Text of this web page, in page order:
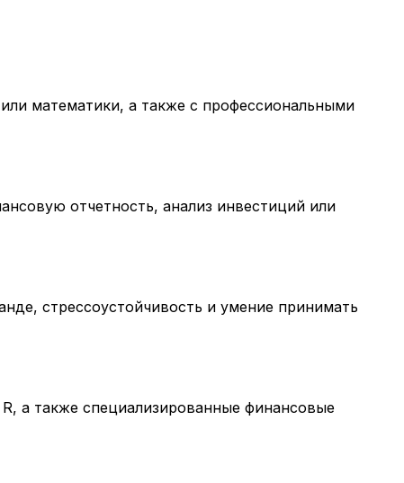
математики, а также с профессиональными
отчетность, анализ инвестиций или
стрессоустойчивость и умение принимать
а также специализированные финансовые